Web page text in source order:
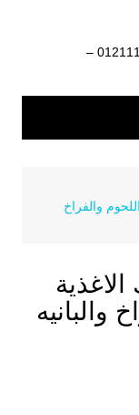
ماكينات تعبئة وتغليف 01211116954 – 01211116956 –
والفراخ
والبانيه